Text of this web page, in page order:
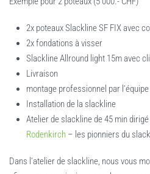
2x poteaux Slackline SF FIX avec
2x fondations à visser
Slackline Allround light 15m avec
Livraison
montage professionnel par
Installation de la slackline
Atelier de slackline de 45 min
Rodenkirch – les pionniers du
Dans l’atelier de slackline, nous vous